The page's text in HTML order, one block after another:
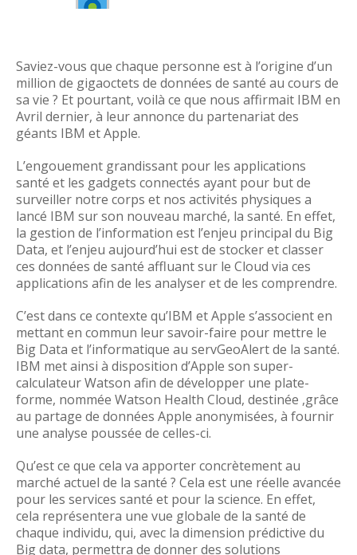
Saviez-vous que chaque personne est à l’origine d’un
million de gigaoctets de données de santé au cours de
sa vie ? Et pourtant, voilà ce que nous affirmait IBM en
Avril dernier, à leur annonce du partenariat des
géants IBM et Apple.
L’engouement grandissant pour les applications
santé et les gadgets connectés ayant pour but de
surveiller notre corps et nos activités physiques a
lancé IBM sur son nouveau marché, la santé. En effet,
la gestion de l’information est l’enjeu principal du Big
Data, et l’enjeu aujourd’hui est de stocker et classer
ces données de santé affluant sur le Cloud via ces
applications afin de les analyser et de les comprendre.
C’est dans ce contexte qu’IBM et Apple s’associent en
mettant en commun leur savoir-faire pour mettre le
Big Data et l’informatique au servGeoAlert de la santé.
IBM met ainsi à disposition d’Apple son super-
calculateur Watson afin de développer une plate-
forme, nommée Watson Health Cloud, destinée ,grâce
au partage de données Apple anonymisées, à fournir
une analyse poussée de celles-ci.
Qu’est ce que cela va apporter concrètement au
marché actuel de la santé ? Cela est une réelle avancée
pour les services santé et pour la science. En effet,
cela représentera une vue globale de la santé de
chaque individu, qui, avec la dimension prédictive du
Big data, permettra de donner des solutions